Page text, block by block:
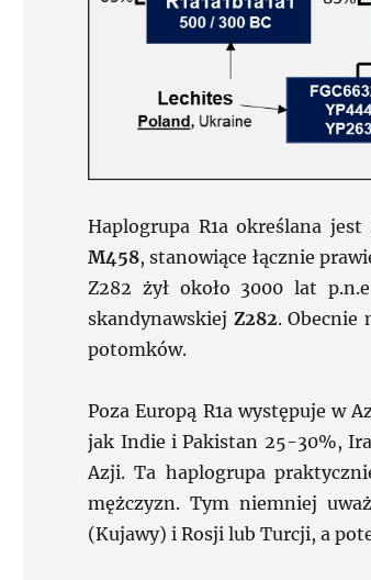
Haplogrupa R1a określana
M458, stanowiące łącznie
Z282 żył około 3000 lat
skandynawskiej Z282. Obecnie
potomków.
Poza Europą R1a występuje w
jak Indie i Pakistan 25-30%,
Azji. Ta haplogrupa
mężczyzn. Tym niemniej
(Kujawy) i Rosji lub Turcji, a